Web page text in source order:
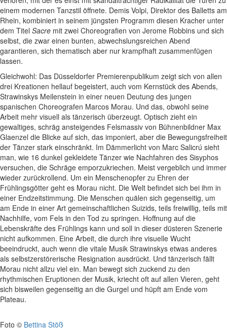
einem modernen Tanzstil öffnete. Demis Volpi, Direktor des Balletts am
Rhein, kombiniert in seinem jüngsten Programm diesen Kracher unter
dem Titel Sacre mit zwei Choreografien von Jerome Robbins und sich
selbst, die zwar einen bunten, abwechslungsreichen Abend
garantieren, sich thematisch aber nur krampfhaft zusammenfügen
lassen.
Gleichwohl: Das Düsseldorfer Premierenpublikum zeigt sich von allen
drei Kreationen hellauf begeistert, auch vom Kernstück des Abends,
Strawinskys Meilenstein in einer neuen Deutung des jungen
spanischen Choreografen Marcos Morau. Und das, obwohl seine
Arbeit mehr visuell als tänzerisch überzeugt. Optisch zieht ein
gewaltiges, schräg ansteigendes Felsmassiv von Bühnenbildner Max
Glaenzel die Blicke auf sich, das imponiert, aber die Bewegungsfreiheit
der Tänzer stark einschränkt. Im Dämmerlicht von Marc Salicrú sieht
man, wie 16 dunkel gekleidete Tänzer wie Nachfahren des Sisyphos
versuchen, die Schräge emporzukriechen. Meist vergeblich und immer
wieder zurückrollend. Um ein Menschenopfer zu Ehren der
Frühlingsgötter geht es Morau nicht. Die Welt befindet sich bei ihm in
einer Endzeitstimmung. Die Menschen quälen sich gegenseitig, um
am Ende in einer Art gemeinschaftlichen Suizids, teils freiwillig, teils mit
Nachhilfe, vom Fels in den Tod zu springen. Hoffnung auf die
Lebenskräfte des Frühlings kann und soll in dieser düsteren Szenerie
nicht aufkommen. Eine Arbeit, die durch ihre visuelle Wucht
beeindruckt, auch wenn die vitale Musik Strawinskys etwas anderes
als selbstzerstörerische Resignation ausdrückt. Und tänzerisch fällt
Morau nicht allzu viel ein. Man bewegt sich zuckend zu den
rhythmischen Eruptionen der Musik, kriecht oft auf allen Vieren, geht
sich bisweilen gegenseitig an die Gurgel und hüpft am Ende vom
Plateau.
Foto © Bettina Stöß